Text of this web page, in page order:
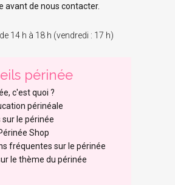
avant de nous contacter.
14 h à 18 h (vendredi : 17 h)
périnée
c'est quoi ?
périnéale
sur le périnée
Shop
fréquentes sur le périnée
le thème du périnée